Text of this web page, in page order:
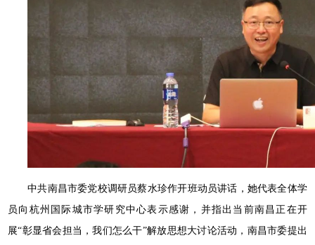
中共南昌市委党校调研员蔡水珍作开班动员讲话，她代表全体学
员向杭州国际城市学研究中心表示感谢，并指出当前南昌正在开
展“彰显省会担当，我们怎么干”解放思想大讨论活动，南昌市委提出